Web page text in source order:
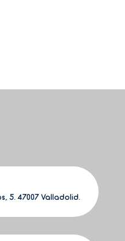
5. 47007 Valladolid.